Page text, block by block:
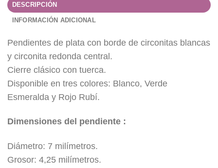
DESCRIPCIÓN
INFORMACIÓN ADICIONAL
Pendientes de plata con borde de circonitas blancas
y circonita redonda central.
Cierre clásico con tuerca.
Disponible en tres colores: Blanco, Verde
Esmeralda y Rojo Rubí.
Dimensiones del pendiente :
Diámetro: 7 milímetros.
Grosor: 4,25 milímetros.